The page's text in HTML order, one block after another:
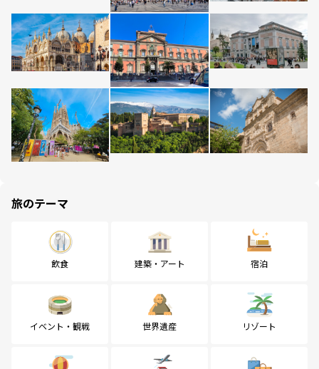
旅のテーマ
飲食 建築・アート 宿泊
イベント・観戦 世界遺産 リゾート